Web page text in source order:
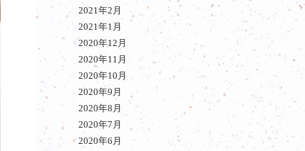
2021年2月
2021年1月
2020年12月
2020年11月
2020年10月
2020年9月
2020年8月
2020年7月
2020年6月